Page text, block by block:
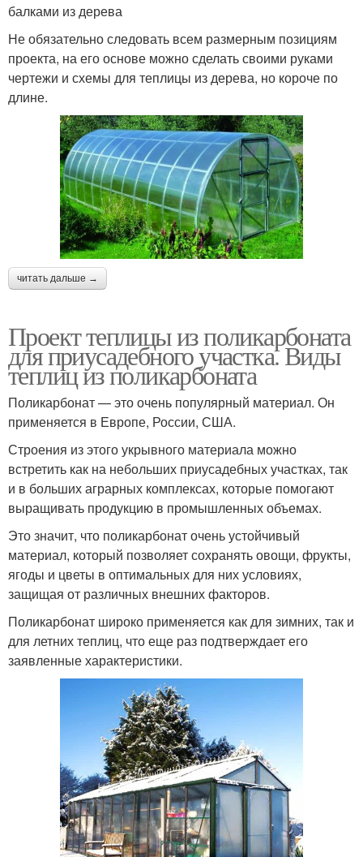
балками из дерева
Не обязательно следовать всем размерным позициям
проекта, на его основе можно сделать своими руками
чертежи и схемы для теплицы из дерева, но короче по
длине.
читать дальше →
Проект теплицы из поликарбоната
для приусадебного участка. Виды
теплиц из поликарбоната
Поликарбонат — это очень популярный материал. Он
применяется в Европе, России, США.
Строения из этого укрывного материала можно
встретить как на небольших приусадебных участках, так
и в больших аграрных комплексах, которые помогают
выращивать продукцию в промышленных объемах.
Это значит, что поликарбонат очень устойчивый
материал, который позволяет сохранять овощи, фрукты,
ягоды и цветы в оптимальных для них условиях,
защищая от различных внешних факторов.
Поликарбонат широко применяется как для зимних, так и
для летних теплиц, что еще раз подтверждает его
заявленные характеристики.